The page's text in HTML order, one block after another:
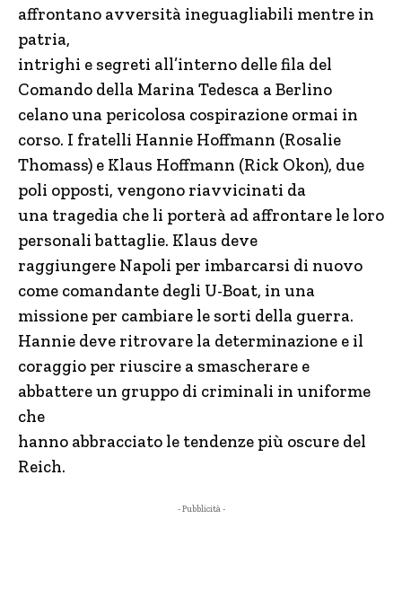
affrontano avversità ineguagliabili mentre in
patria,
intrighi e segreti all’interno delle fila del
Comando della Marina Tedesca a Berlino
celano una pericolosa cospirazione ormai in
corso. I fratelli Hannie Hoffmann (Rosalie
Thomass) e Klaus Hoffmann (Rick Okon), due
poli opposti, vengono riavvicinati da
una tragedia che li porterà ad affrontare le loro
personali battaglie. Klaus deve
raggiungere Napoli per imbarcarsi di nuovo
come comandante degli U-Boat, in una
missione per cambiare le sorti della guerra.
Hannie deve ritrovare la determinazione e il
coraggio per riuscire a smascherare e
abbattere un gruppo di criminali in uniforme
che
hanno abbracciato le tendenze più oscure del
Reich.
- Pubblicità -